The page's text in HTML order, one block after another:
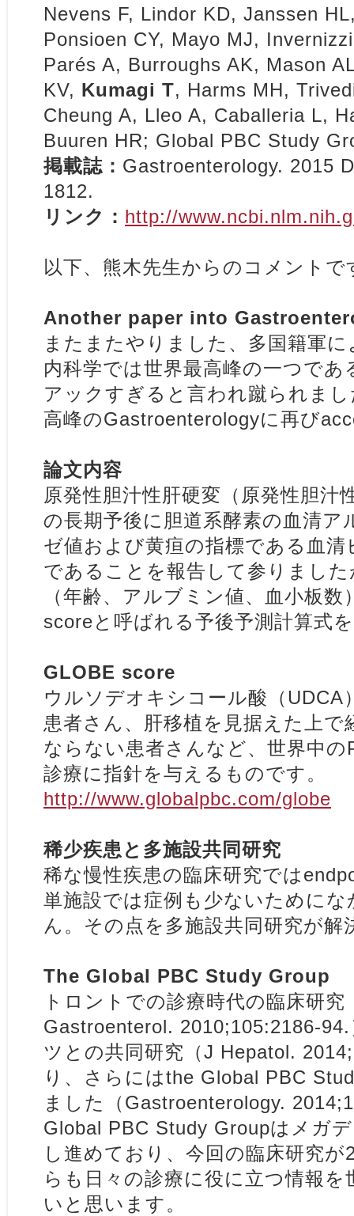
Nevens F, Lindor KD, Janssen
Ponsioen CY, Mayo MJ,
Parés A, Burroughs AK, Mason
KV, Kumagi T, Harms MH,
Cheung A, Lleo A, Caballeria L,
Buuren HR; Global PBC Study
掲載誌： Gastroenterology. 2015
1812.
リンク： http://
以下、熊木先生からのコメントで
Another paper into
またまたやりました、多国籍軍
内科学では世界最高峰の一つで
アックすぎると言われ蹴られま
高峰のGastroenterologyに再び
論文内容
原発性胆汁性肝硬変（原発性胆汁
の長期予後に胆道系酵素の血清
ゼ値および黄疸の指標である血
であることを報告して参りまし
（年齢、アルブミン値、血小板数
scoreと呼ばれる予後予測計算式
GLOBE score
ウルソデオキシコール酸（UDCA
患者さん、肝移植を見据えた上
ならない患者さんなど、世界中
診療に指針を与えるものです。
http://www.globalpbc.com/globe
稀少疾患と多施設共同研究
稀な慢性疾患の臨床研究では
単施設では症例も少ないために
ん。その点を多施設共同研究が解
The Global PBC Study Group
トロントでの診療時代の臨床研究
Gastroenterol. 2010;105:2186-
ツとの共同研究（J Hepatol.
り、さらにはthe Global PBC
ました（ Gastroenterology.
Global PBC Study Groupはメガ
し進めており、今回の臨床研究
らも日々の診療に役に立つ情報
いと思います。